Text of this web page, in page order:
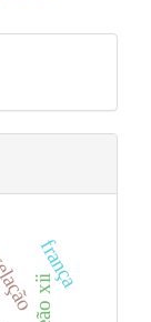
leão xii
frança